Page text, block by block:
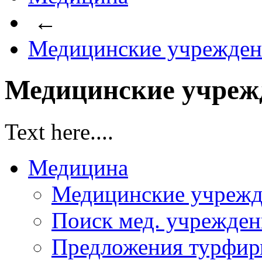
←
Медицинские
Медицинские
Text here....
Медицина
Медицинские
Поиск мед.
Предложения